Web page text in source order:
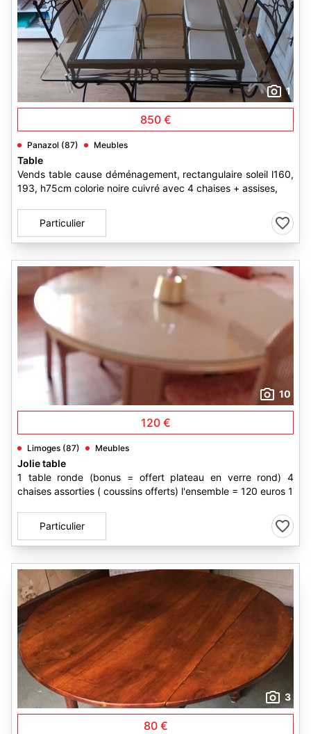
1
850 €
Panazol (87) Meubles
Table
Vends table cause déménagement, rectangulaire soleil l160,
193, h75cm colorie noire cuivré avec 4 chaises + assises,
Particulier
10
120 €
Limoges (87) Meubles
Jolie table
1 table ronde (bonus = offert plateau en verre rond) 4
chaises assorties ( coussins offerts) l'ensemble = 120 euros 1
Particulier
3
80 €